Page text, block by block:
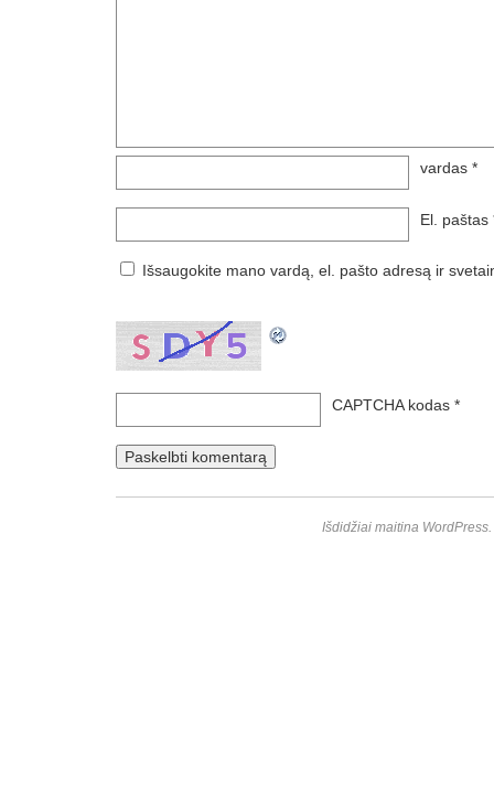
vardas *
El. paštas
Išsaugokite mano vardą, el. pašto adresą ir
CAPTCHA kodas *
Išdidžiai maitina WordPress.